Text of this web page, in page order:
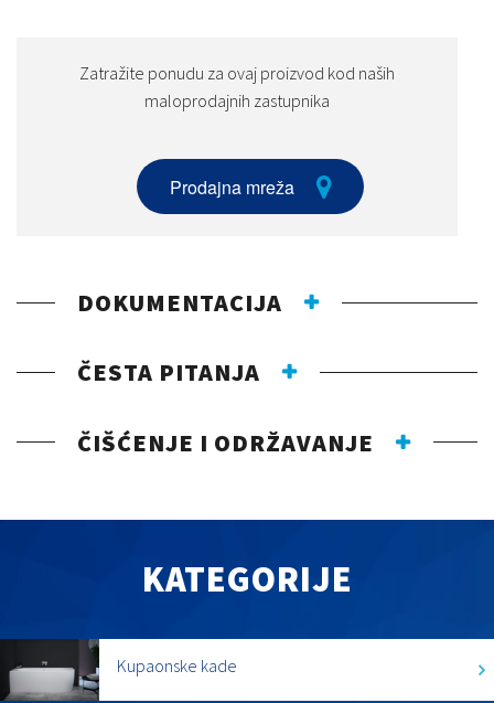
Zatražite ponudu za ovaj proizvod kod naših
maloprodajnih zastupnika
Prodajna mreža
DOKUMENTACIJA
ČESTA PITANJA
ČIŠĆENJE I ODRŽAVANJE
KATEGORIJE
Kupaonske kade